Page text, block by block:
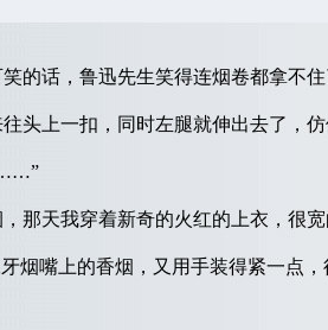
话，鲁迅先生笑得连烟卷都拿不住
上一扣，同时左腿就伸出去了，仿
……”
天我穿着新奇的火红的上衣，很宽
嘴上的香烟，又用手装得紧一点，